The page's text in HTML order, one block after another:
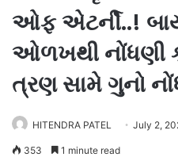
ઓફ એટર્ની..!
ઓળખથી નોંધણી
ત્રણ સામે ગુનો
HITENDRA PATEL July 2,
353 1 minute read